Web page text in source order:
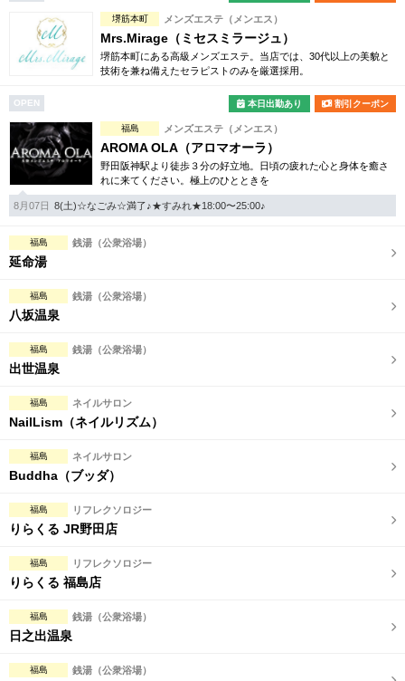
こだわり条件を変更
堺筋本町 メンズエステ（メンエス）
Mrs.Mirage（ミセスミラージュ）
堺筋本町にある高級メンズエステ。当店では、30代以上の美貌と
技術を兼ね備えたセラピストのみを厳選採用。
OPEN 本日出勤あり 割引クーポン
福島 メンズエステ（メンエス）
AROMA OLA（アロマオーラ）
野田阪神駅より徒歩３分の好立地。日頃の疲れた心と身体を癒さ
れに来てください。極上のひとときを
8月07日 8(土)☆なごみ☆満了♪★すみれ★18:00〜25:00♪
福島 銭湯（公衆浴場）
延命湯
福島 銭湯（公衆浴場）
八坂温泉
福島 銭湯（公衆浴場）
出世温泉
福島 ネイルサロン
NailLism（ネイルリズム）
福島 ネイルサロン
Buddha（ブッダ）
福島 リフレクソロジー
りらくる JR野田店
福島 リフレクソロジー
りらくる 福島店
福島 銭湯（公衆浴場）
日之出温泉
福島 銭湯（公衆浴場）